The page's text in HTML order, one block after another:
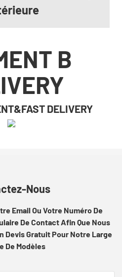
B
DELIVERY
Nous
Email Ou Votre Numéro De
De Contact Afin Que Nous
Devis Gratuit Pour Notre Large
De Modèles